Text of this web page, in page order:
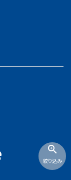
zoom_in
絞り込み